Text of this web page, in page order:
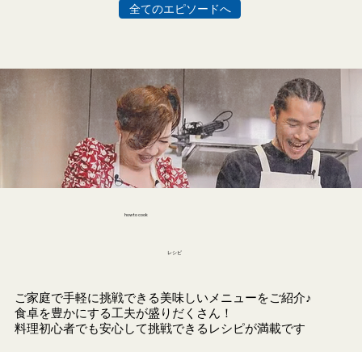
全てのエピソードへ
how to cook
レシピ
ご家庭で手軽に挑戦できる美味しいメニューをご紹介♪
食卓を豊かにする工夫が盛りだくさん！
料理初心者でも安心して挑戦できるレシピが満載です